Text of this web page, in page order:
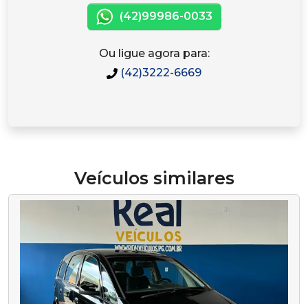
(42)99986-0033
Ou ligue agora para:
(42)3222-6669
Veículos similares